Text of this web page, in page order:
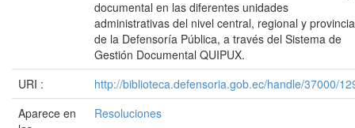
documental en las diferentes unidades
administrativas del nivel central, regional y
de la Defensoría Pública, a través del Sistema de
Gestión Documental QUIPUX.
URI :
http://biblioteca.defensoria.gob.ec/handle/37000/
Aparece en
Resoluciones